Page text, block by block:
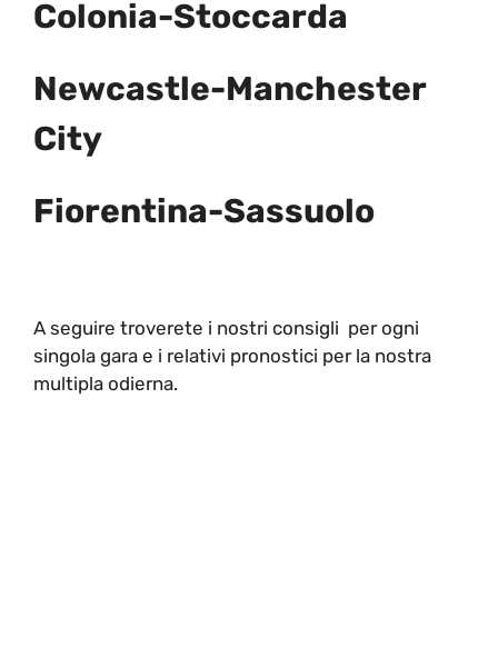
Colonia-Stoccarda
Newcastle-Manchester
City
Fiorentina-Sassuolo
A seguire troverete i nostri consigli per ogni
singola gara e i relativi pronostici per la nostra
multipla odierna.